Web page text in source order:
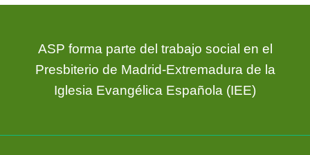
ASP forma parte del trabajo social en el
Presbiterio de Madrid-Extremadura de la
Iglesia Evangélica Española (IEE)